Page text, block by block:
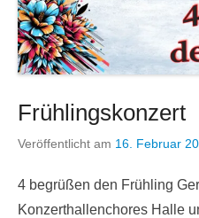
Frühlingskonzert
Veröffentlicht am 16. Februar
4 begrüßen den Frühling
Konzerthallenchores Halle